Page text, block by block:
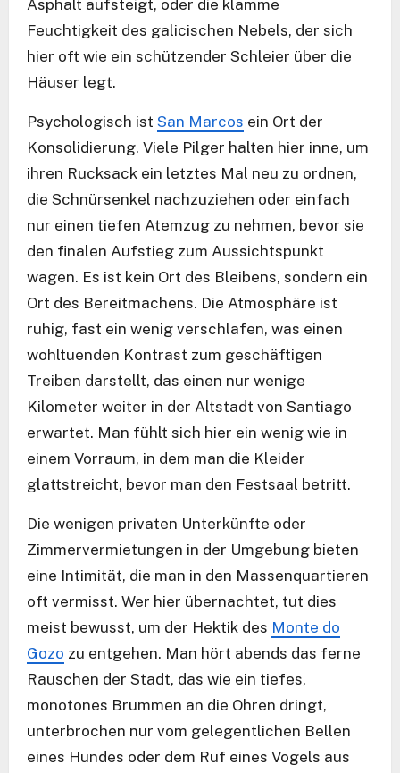
Asphalt aufsteigt, oder die klamme
Feuchtigkeit des galicischen Nebels, der sich
hier oft wie ein schützender Schleier über die
Häuser legt.
Psychologisch ist San Marcos ein Ort der
Konsolidierung. Viele Pilger halten hier inne, um
ihren Rucksack ein letztes Mal neu zu ordnen,
die Schnürsenkel nachzuziehen oder einfach
nur einen tiefen Atemzug zu nehmen, bevor sie
den finalen Aufstieg zum Aussichtspunkt
wagen. Es ist kein Ort des Bleibens, sondern ein
Ort des Bereitmachens. Die Atmosphäre ist
ruhig, fast ein wenig verschlafen, was einen
wohltuenden Kontrast zum geschäftigen
Treiben darstellt, das einen nur wenige
Kilometer weiter in der Altstadt von Santiago
erwartet. Man fühlt sich hier ein wenig wie in
einem Vorraum, in dem man die Kleider
glattstreicht, bevor man den Festsaal betritt.
Die wenigen privaten Unterkünfte oder
Zimmervermietungen in der Umgebung bieten
eine Intimität, die man in den Massenquartieren
oft vermisst. Wer hier übernachtet, tut dies
meist bewusst, um der Hektik des Monte do
Gozo zu entgehen. Man hört abends das ferne
Rauschen der Stadt, das wie ein tiefes,
monotones Brummen an die Ohren dringt,
unterbrochen nur vom gelegentlichen Bellen
eines Hundes oder dem Ruf eines Vogels aus